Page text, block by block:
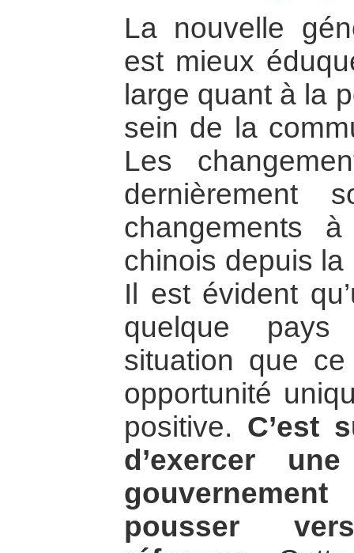
La nouvelle
est mieux
large quant à la
sein de la
Les
dernièrement
changements
chinois depuis
Il est évident
quelque
situation que
opportunité
positive. C’est
d’exercer
pousser